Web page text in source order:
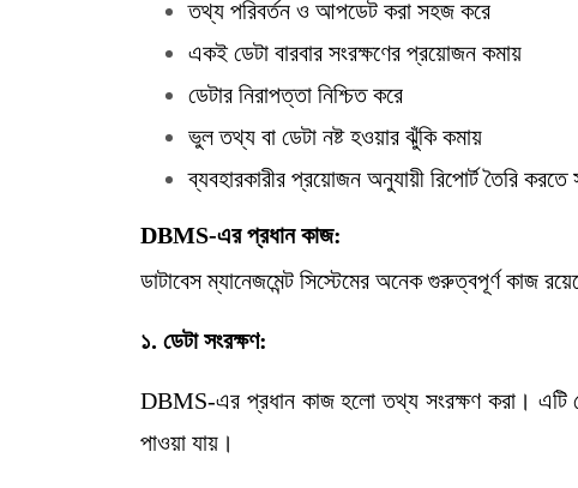
তথ্য পরিবর্তন ও আপডেট করা সহজ করে
একই ডেটা বারবার সংরক্ষণের প্রয়োজন কমায়
ডেটার নিরাপত্তা নিশ্চিত করে
ভুল তথ্য বা ডেটা নষ্ট হওয়ার ঝুঁকি কমায়
ব্যবহারকারীর প্রয়োজন অনুযায়ী রিপোর্ট তৈরি করতে
DBMS-এর প্রধান কাজ:
ডাটাবেস ম্যানেজমেন্ট সিস্টেমের অনেক গুরুত্বপূর্ণ কাজ
১. ডেটা সংরক্ষণ:
DBMS-এর প্রধান কাজ হলো তথ্য সংরক্ষণ করা। এটি
পাওয়া যায়।